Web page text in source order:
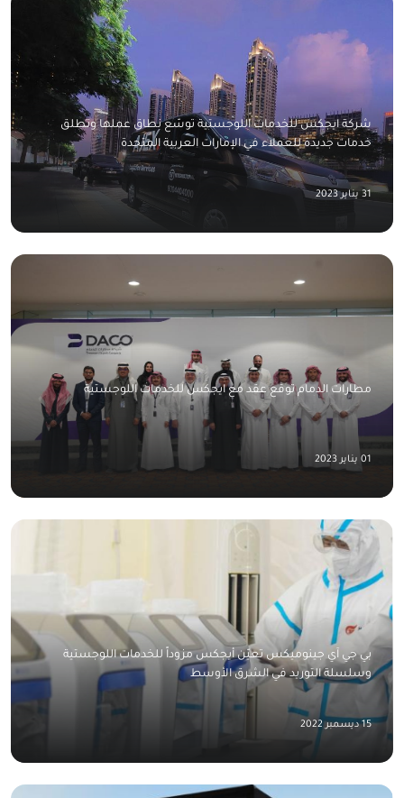
شركة ايجكس للخدمات اللوجستية توسّع نطاق عملها وتطلق
خدمات جديدة للعملاء في الإمارات العربية المتحدة
31 يناير 2023
مطارات الدمام توقع عقد مع ايجكس للخدمات اللوجستية
01 يناير 2023
بي جي آي جينوميكس تعيّن أيجكس مزوداً للخدمات اللوجستية
وسلسلة التوريد في الشرق الأوسط
15 ديسمبر 2022